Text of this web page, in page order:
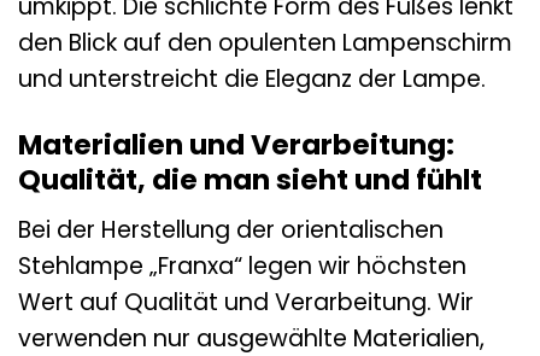
umkippt. Die schlichte Form des Fußes lenkt
den Blick auf den opulenten Lampenschirm
und unterstreicht die Eleganz der Lampe.
Materialien und Verarbeitung:
Qualität, die man sieht und fühlt
Bei der Herstellung der orientalischen
Stehlampe „Franxa“ legen wir höchsten
Wert auf Qualität und Verarbeitung. Wir
verwenden nur ausgewählte Materialien,